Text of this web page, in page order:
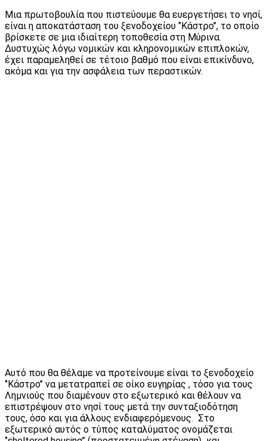
Μια πρωτοβουλία που πιστεύουμε θα ευεργετήσει το νησί,
είναι η αποκατάσταση του ξενοδοχείου ‘’Κάστρο’’, το οποίο
βρίσκετε σε μια ιδιαίτερη τοποθεσία στη Μύρινα.
Δυστυχώς λόγω νομικών και κληρονομικών επιπλοκών,
έχει παραμεληθεί σε τέτοιο βαθμό που είναι επικίνδυνο,
ακόμα και για την ασφάλεια των περαστικών.
Αυτό που θα θέλαμε να προτείνουμε είναι το ξενοδοχείο
‘’Κάστρο’’ να μετατραπεί σε οίκο ευγηρίας , τόσο για τους
Λημνιούς που διαμένουν στο εξωτερικό και θέλουν να
επιστρέψουν στο νησί τους μετά την συνταξιοδότηση
τους, όσο και για άλλους ενδιαφερόμενους. Στο
εξωτερικό αυτός ο τύπος καταλύματος ονομάζεται